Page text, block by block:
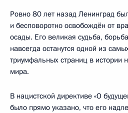
Ровно 80 лет назад Ленинград
и бесповоротно освобождён от
осады. Его великая судьба,
навсегда останутся одной из
триумфальных страниц в истории
мира.
В нацистской директиве «О
было прямо указано, что его